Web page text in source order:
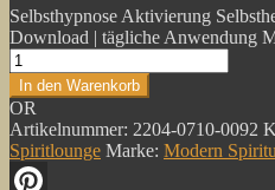
Selbsthypnose Aktivierung
Download | tägliche Anwendung
In den Warenkorb
OR
Artikelnummer: 2204-0710-0092
Spiritlounge Marke: Modern